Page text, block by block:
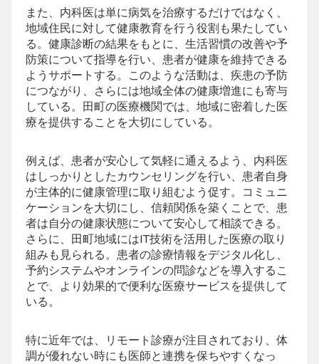
また、内科医は単に病気を治療するだけではなく、
地域住民に対して健康教育を行う役割も果たしてい
る。健康診断の結果をもとに、生活習慣の改善や予
防策について指導を行い、患者が健康を維持できる
ようサポートする。このような活動は、疾患の予防
につながり、さらには地域全体の健康増進にも寄与
している。田町の医療機関では、地域に密着した医
療を提供することを大切にしている。
例えば、患者が安心して気軽に通えるよう、内科医
はしっかりとしたカウンセリングを行い、患者自身
が主体的に健康管理に取り組むよう促す。コミュニ
ケーションを大切にし、信頼関係を築くことで、患
者は自分の健康状態について安心して相談できる。
さらに、田町地域にはIT技術を活用した医療の取り
組みも見られる。患者の診療情報をデジタル化し、
予約システムやオンラインの問診などを導入するこ
とで、より効果的で便利な医療サービスを提供して
いる。
特に近年では、リモート診療が注目されており、体
調が優れない時にも医師と連携を保ちやすくなっ